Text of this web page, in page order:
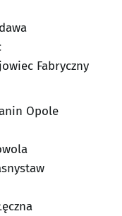
Fabryczny
Opole